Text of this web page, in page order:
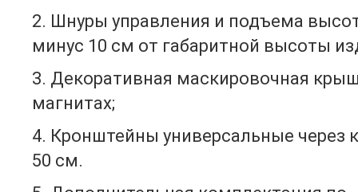
2. Шнуры управления и подъема
минус 10 см от габаритной высоты
3. Декоративная маскировочная
магнитах;
4. Кронштейны универсальные через
50 см.